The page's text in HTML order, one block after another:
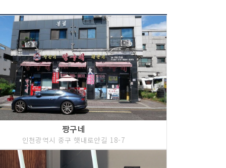
짱구네
인천광역시 중구 햇내로안길 18-7